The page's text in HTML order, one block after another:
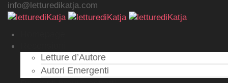
info@letturedikatja.com
Letture d’Autore
Autori Emergenti